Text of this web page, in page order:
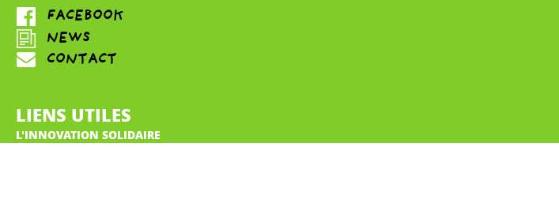
LIENS UTILES
L'INNOVATION SOLIDAIRE